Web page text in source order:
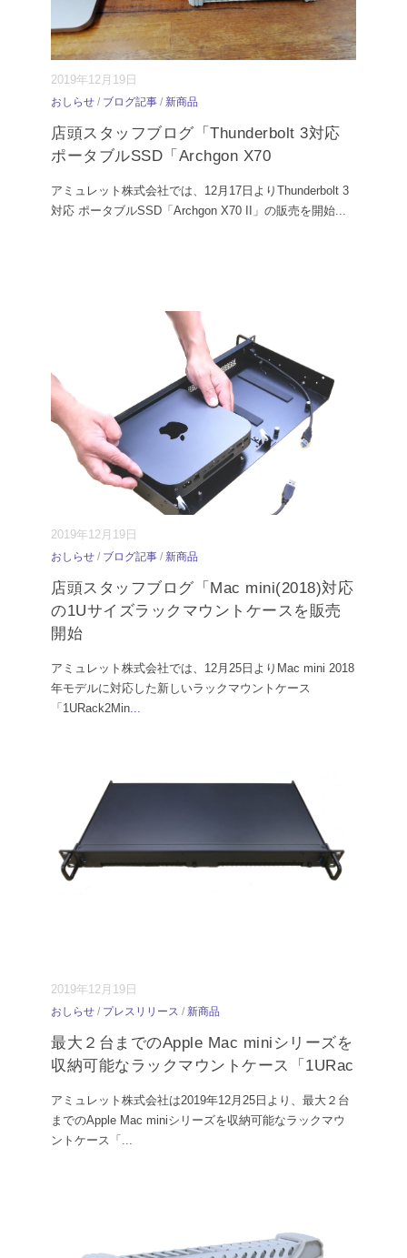
2019年12月19日
おしらせ / ブログ記事 / 新商品
店頭スタッフブログ「Thunderbolt 3対応
ポータブルSSD「Archgon X70
アミュレット株式会社では、12月17日よりThunderbolt 3
対応 ポータブルSSD「Archgon X70 II」の販売を開始...
2019年12月19日
おしらせ / ブログ記事 / 新商品
店頭スタッフブログ「Mac mini(2018)対応
の1Uサイズラックマウントケースを販売
開始
アミュレット株式会社では、12月25日よりMac mini 2018
年モデルに対応した新しいラックマウントケース
「1URack2Min...
2019年12月19日
おしらせ / プレスリリース / 新商品
最大２台までのApple Mac miniシリーズを
収納可能なラックマウントケース「1URac
アミュレット株式会社は2019年12月25日より、最大２台
までのApple Mac miniシリーズを収納可能なラックマウ
ントケース「 ...